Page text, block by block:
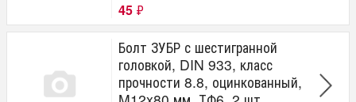
45 ₽
Болт ЗУБР с шестигранной
головкой, DIN 933, класс
прочности 8.8, оцинкованный,